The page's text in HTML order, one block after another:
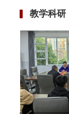
教学科研